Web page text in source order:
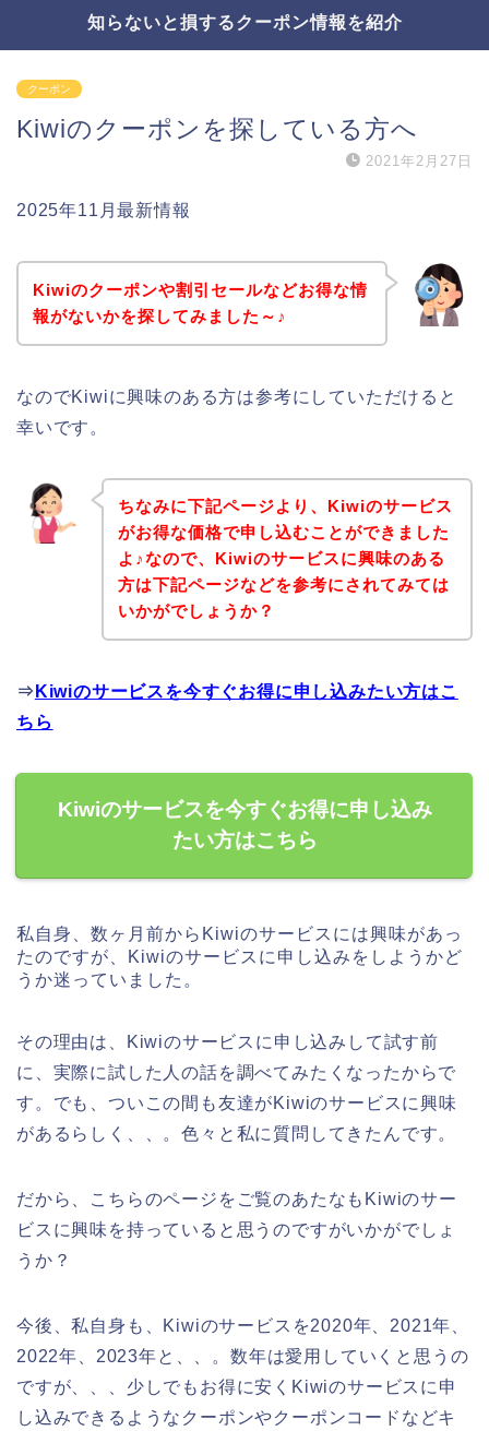
知らないと損するクーポン情報を紹介
クーポン
Kiwiのクーポンを探している方へ
2021年2月27日
2025年11月最新情報
Kiwiのクーポンや割引セールなどお得な情
報がないかを探してみました～♪
なのでKiwiに興味のある方は参考にしていただけると
幸いです。
ちなみに下記ページより、Kiwiのサービス
がお得な価格で申し込むことができました
よ♪なので、Kiwiのサービスに興味のある
方は下記ページなどを参考にされてみては
いかがでしょうか？
⇒ Kiwiのサービスを今すぐお得に申し込みたい方はこ
ちら
Kiwiのサービスを今すぐお得に申し込み
たい方はこちら
私自身、数ヶ月前からKiwiのサービスには興味があっ
たのですが、Kiwiのサービスに申し込みをしようかど
うか迷っていました。
その理由は、Kiwiのサービスに申し込みして試す前
に、実際に試した人の話を調べてみたくなったからで
す。でも、ついこの間も友達がKiwiのサービスに興味
があるらしく、、。色々と私に質問してきたんです。
だから、こちらのページをご覧のあたなもKiwiのサー
ビスに興味を持っていると思うのですがいかがでしょ
うか？
今後、私自身も、Kiwiのサービスを2020年、2021年、
2022年、2023年と、、。数年は愛用していくと思うの
ですが、、、少しでもお得に安くKiwiのサービスに申
し込みできるようなクーポンやクーポンコードなどキ